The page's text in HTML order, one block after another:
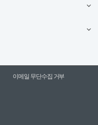
이메일 무단수집 거부